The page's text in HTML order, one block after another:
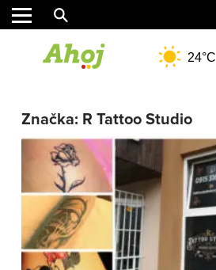
REGIÓN
ŠPORT
KULTÚRA
FOTKY
VIDEO
MIX
24°C
Značka: R Tattoo Studio